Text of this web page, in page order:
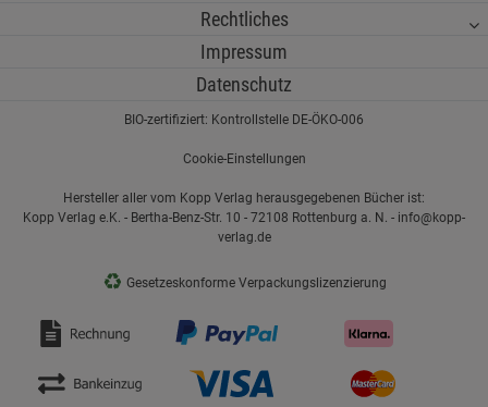
Rechtliches
Impressum
Datenschutz
BIO-zertifiziert: Kontrollstelle DE-ÖKO-006
Cookie-Einstellungen
Hersteller aller vom Kopp Verlag herausgegebenen Bücher ist:
Kopp Verlag e.K. - Bertha-Benz-Str. 10 - 72108 Rottenburg a. N. - info@kopp-
verlag.de
♻ Gesetzeskonforme Verpackungslizenzierung